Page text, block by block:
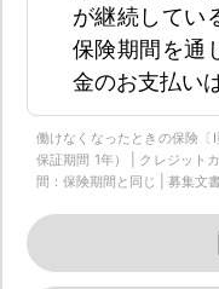
が継続してい
保険期間を通
金のお支払い
働けなくなったときの保険〔
保証期間 1年） | クレジット
間：保険期間と同じ | 募集